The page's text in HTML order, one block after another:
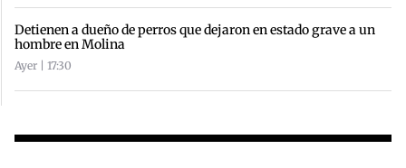
Detienen a dueño de perros que dejaron en estado grave a un
hombre en Molina
Ayer | 17:30